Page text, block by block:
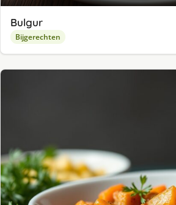
Bulgur
Bijgerechten